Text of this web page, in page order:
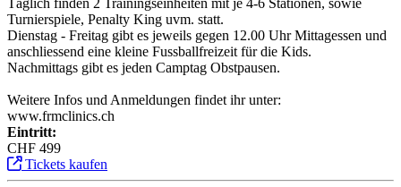
Turnierspiele, Penalty King uvm. statt.
Dienstag - Freitag gibt es jeweils gegen 12.00 Uhr Mittagessen und
anschliessend eine kleine Fussballfreizeit für die Kids.
Nachmittags gibt es jeden Camptag Obstpausen.
Weitere Infos und Anmeldungen findet ihr unter:
www.frmclinics.ch
Eintritt:
CHF 499
Tickets kaufen